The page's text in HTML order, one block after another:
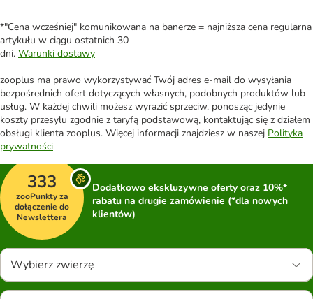
*"Cena wcześniej" komunikowana na banerze = najniższa cena regularna
artykułu w ciągu ostatnich 30
dni. Warunki dostawy
zooplus ma prawo wykorzystywać Twój adres e-mail do wysyłania
bezpośrednich ofert dotyczących własnych, podobnych produktów lub
usług. W każdej chwili możesz wyrazić sprzeciw, ponosząc jedynie
koszty przesyłu zgodnie z taryfą podstawową, kontaktując się z działem
obsługi klienta zooplus. Więcej informacji znajdziesz w naszej Polityka
prywatności
333
zooPunkty za
dołączenie do
Newslettera
Dodatkowo ekskluzywne oferty oraz 10%*
rabatu na drugie zamówienie (*dla nowych
klientów)
Wybierz zwierzę